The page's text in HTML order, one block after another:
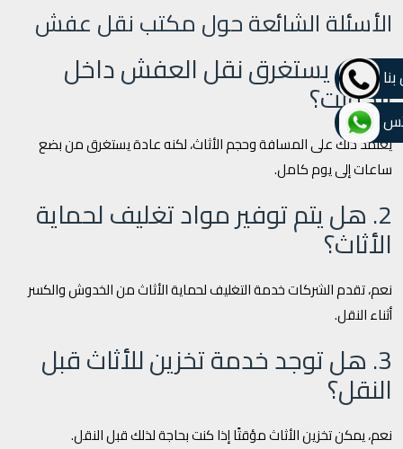
الأسئلة الشائعة حول مكتب نقل عفش
1. كم يستغرق نقل العفش داخل
الكويت؟
يعتمد ذلك على المسافة وحجم الأثاث، لكنه عادة يستغرق من بضع
ساعات إلى يوم كامل.
2. هل يتم توفير مواد تغليف لحماية
الأثاث؟
نعم، تقدم الشركات خدمة التغليف لحماية الأثاث من الخدوش والكسر
أثناء النقل.
3. هل توجد خدمة تخزين للأثاث قبل
النقل؟
نعم، يمكن تخزين الأثاث مؤقتًا إذا كنت بحاجة لذلك قبل النقل.